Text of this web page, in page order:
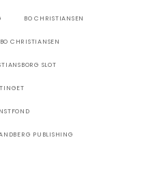
BO CHRISTIANSEN
CHRISTIANSEN
SLOT
PUBLISHING